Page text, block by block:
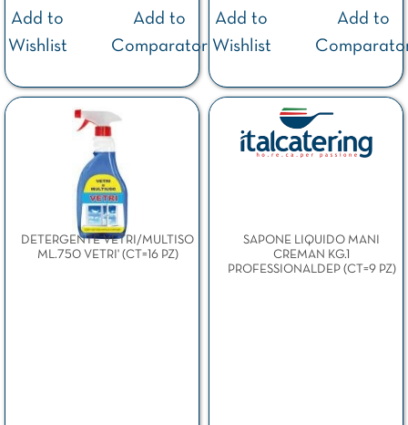
Add to
Wishlist
Add to
Comparator
Add to
Wishlist
Add to
DETERGENTE VETRI/MULTISO
ML.750 VETRI' (CT=16 PZ)
SAPONE LIQUIDO MANI
CREMAN KG.1
PROFESSIONALDEP (CT=9 PZ)